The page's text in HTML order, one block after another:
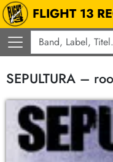
FLIGHT 13
SEPULTURA –